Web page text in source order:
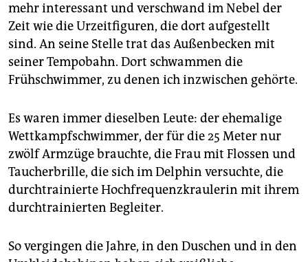
Hindernisse auf dem Weg
In der Nähe ist die S-Bahn-Station Reeperbahn und
damit auch St. Pauli.
mehr interessant und verschwand im Nebel der
Zeit wie die Urzeitfiguren, die dort aufgestellt
sind. An seine Stelle trat das Außenbecken mit
seiner Tempobahn. Dort schwammen die
Frühschwimmer, zu denen ich inzwischen gehörte.
Es waren immer dieselben Leute: der ehemalige
Wettkampfschwimmer, der für die 25 Meter nur
zwölf Armzüge brauchte, die Frau mit Flossen und
Taucherbrille, die sich im Delphin versuchte, die
durchtrainierte Hochfrequenzkraulerin mit ihrem
durchtrainierten Begleiter.
So vergingen die Jahre, in den Duschen und in den